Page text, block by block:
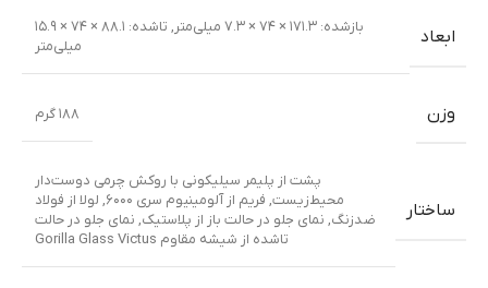
ابعاد بازشده: ۱۷۱.۳ × ۷۴ × ۷.۳ میلی‌متر ,
تا‌شده: ۸۸.۱ × ۷۴ × ۱۵.۹
میلی‌متر
وزن ۱۸۸ گرم
ساختار
پشت از پلیمر سیلیکونی با روکش چرمی دوست‌دار
محیط‌زیست, فریم از آلومینیوم سری ۶۰۰۰ , لولا از فولاد
ضدزنگ, نمای جلو در حالت باز از پلاستیک, نمای جلو در حالت
تا‌شده از شیشه مقاوم Gorilla Glass Victus